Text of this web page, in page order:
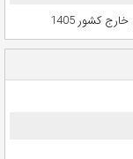
کشور 1405